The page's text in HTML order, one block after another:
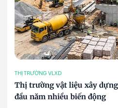
THỊ TRƯỜNG VLXD
Thị trường vật liệu xây
đầu năm nhiều biến động